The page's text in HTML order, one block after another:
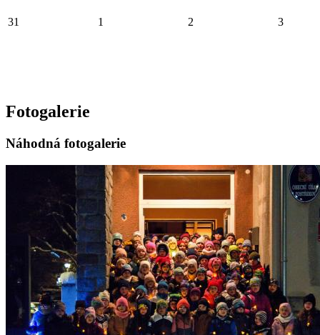
31 1 2 3
Fotogalerie
Náhodná fotogalerie